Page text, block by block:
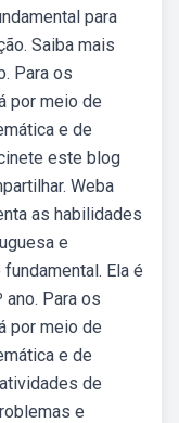
para
Saiba mais
Para os
por meio de
e de
este blog
Weba
as habilidades
e
Ela é
ano. Para os
por meio de
e de
de
e